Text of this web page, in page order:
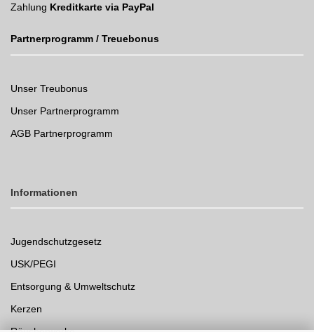
Zahlung Kreditkarte via PayPal
Partnerprogramm / Treuebonus
Unser Treubonus
Unser Partnerprogramm
AGB Partnerprogramm
Informationen
Jugendschutzgesetz
USK/PEGI
Entsorgung & Umweltschutz
Kerzen